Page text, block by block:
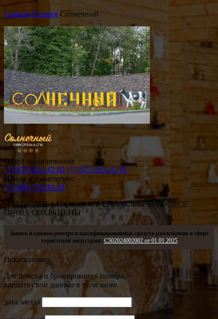
Главная Галерея Солнечный
Отдел бронирования
+7 (925) 922-42-00 +7 (925) 922-42-01
Прием и размещение
+7 (499) 755-88-88
© 2013 - 2026г.Парк отель и СПА «Солнечный». ВСЕ
ПРАВА СОХРАНЕНЫ
Запись в едином реестре классифицированных средств размещения в сфере
туристской индустрии: С502024002002 от 01.01.2025
Искать номер
Для поиска и бронирования номера,
введите свои данные в поля ниже.
дата заезда